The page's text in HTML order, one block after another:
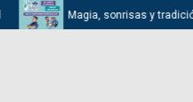
Magia, sonrisas y tradición: